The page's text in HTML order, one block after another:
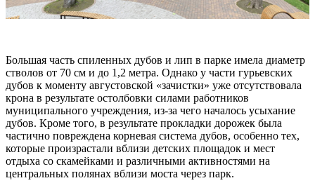
Большая часть спиленных дубов и лип в парке имела диаметр
стволов от 70 см и до 1,2 метра. Однако у части гурьевских
дубов к моменту августовской «зачистки» уже отсутствовала
крона в результате остолбовки силами работников
муниципального учреждения, из-за чего началось усыхание
дубов. Кроме того, в результате прокладки дорожек была
частично повреждена корневая система дубов, особенно тех,
которые произрастали вблизи детских площадок и мест
отдыха со скамейками и различными активностями на
центральных полянах вблизи моста через парк.